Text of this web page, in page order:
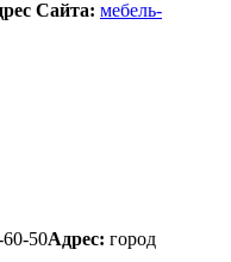
Сайта: мебель-
50Адрес: город